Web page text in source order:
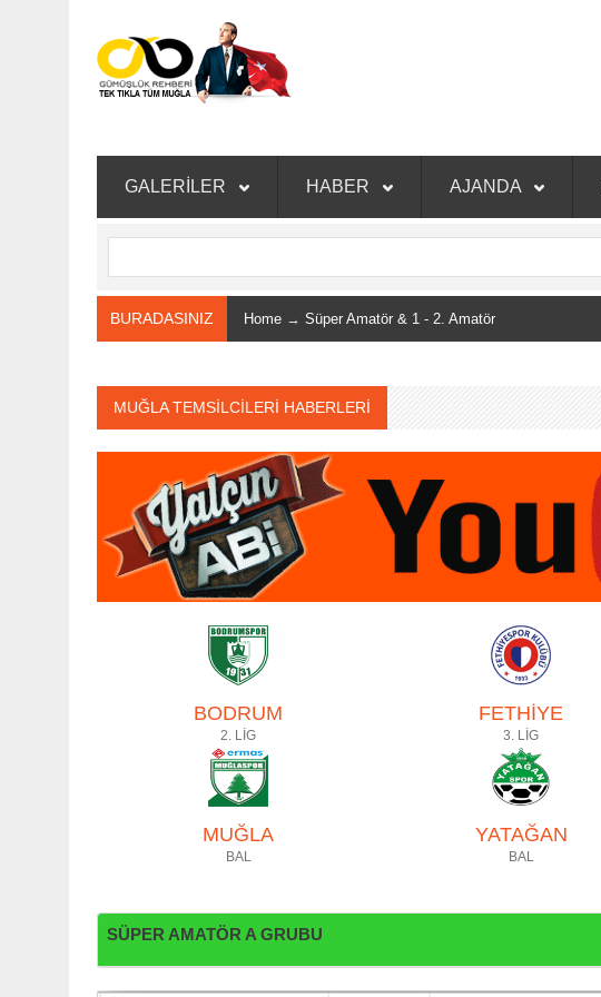
GALERİLER HABER AJANDA
BURADASINIZ Home → Süper Amatör & 1 - 2. Amatör
MUĞLA TEMSİLCİLERİ HABERLERİ
BODRUM
2. LİG
FETHİYE
3. LİG
MUĞLA
BAL
YATAĞAN
BAL
SÜPER AMATÖR A GRUBU